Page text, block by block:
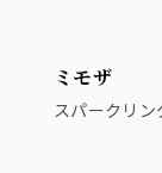
ミモザ
スパークリ